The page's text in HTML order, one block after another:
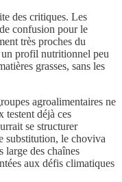
des critiques. Les
confusion pour le
très proches du
profil nutritionnel peu
grasses, sans les
agroalimentaires ne
testent déjà ces
se structurer
substitution, le choviva
large des chaînes
aux défis climatiques